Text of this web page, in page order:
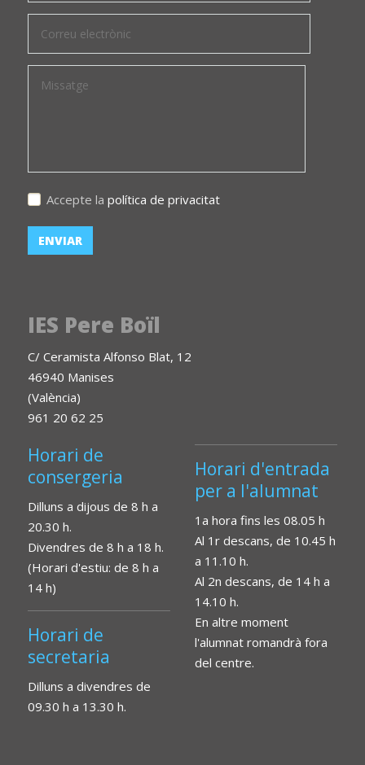
Accepte la política de privacitat
IES Pere Boïl
C/ Ceramista Alfonso Blat, 12
46940 Manises
(València)
961 20 62 25
Horari de
consergeria
Dilluns a dijous de 8 h a
20.30 h.
Divendres de 8 h a 18 h.
(Horari d'estiu: de 8 h a
14 h)
Horari de
secretaria
Dilluns a divendres de
09.30 h a 13.30 h.
Horari d'entrada
per a l'alumnat
1a hora fins les 08.05 h
Al 1r descans, de 10.45 h
a 11.10 h.
Al 2n descans, de 14 h a
14.10 h.
En altre moment
l'alumnat romandrà fora
del centre.